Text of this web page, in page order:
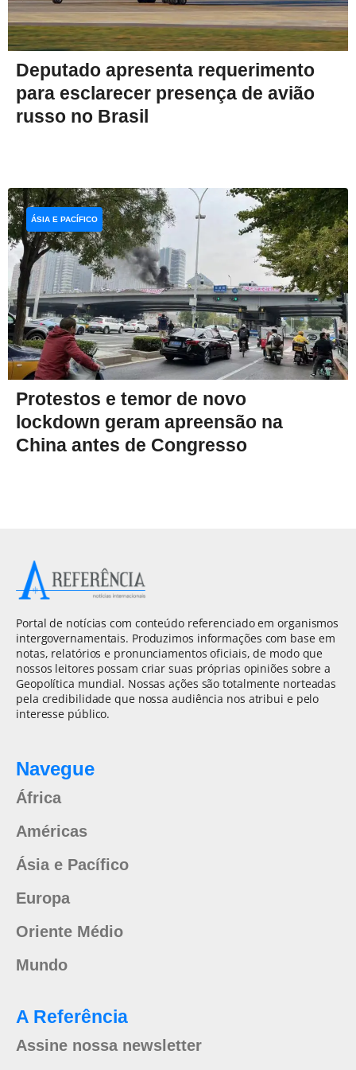
Deputado apresenta requerimento
para esclarecer presença de avião
russo no Brasil
Protestos e temor de novo
lockdown geram apreensão na
China antes de Congresso
ÁSIA E PACÍFICO
Portal de notícias com conteúdo referenciado em organismos
intergovernamentais. Produzimos informações com base em
notas, relatórios e pronunciamentos oficiais, de modo que
nossos leitores possam criar suas próprias opiniões sobre a
Geopolítica mundial. Nossas ações são totalmente norteadas
pela credibilidade que nossa audiência nos atribui e pelo
interesse público.
Navegue
África
Américas
Ásia e Pacífico
Europa
Oriente Médio
Mundo
A Referência
Assine nossa newsletter